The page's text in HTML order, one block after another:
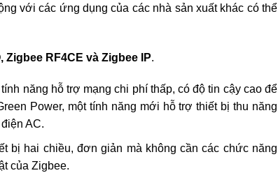
với các ứng dụng của các nhà sản xuất khác có thể
Zigbee RF4CE và Zigbee IP.
năng hỗ trợ mạng chi phí thấp, có độ tin cậy cao để
Power, một tính năng mới hỗ trợ thiết bị thu năng
AC.
bị hai chiều, đơn giản mà không cần các chức năng
của Zigbee.